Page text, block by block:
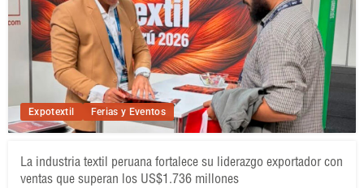
Expotextil Ferias y Eventos
La industria textil peruana fortalece su liderazgo exportador con
ventas que superan los US$1.736 millones